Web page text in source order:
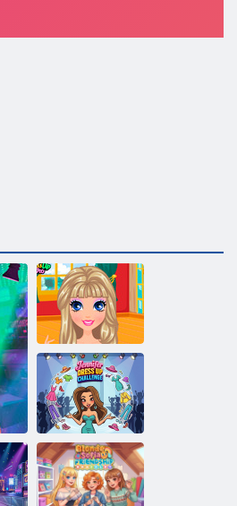
Herz-Pony
Jennifer Dress
Up Challenge